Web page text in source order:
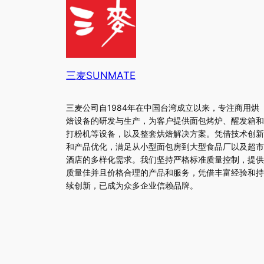
三麦SUNMATE
三麦公司自1984年在中国台湾成立以来，专注商用烘
焙设备的研发与生产，为客户提供面包烤炉、醒发箱和
打粉机等设备，以及整套烘焙解决方案。凭借技术创新
和产品优化，满足从小型面包房到大型食品厂以及超市
酒店的多样化需求。我们坚持严格标准质量控制，提供
质量佳并且价格合理的产品和服务，凭借丰富经验和持
续创新，已成为众多企业信赖品牌。